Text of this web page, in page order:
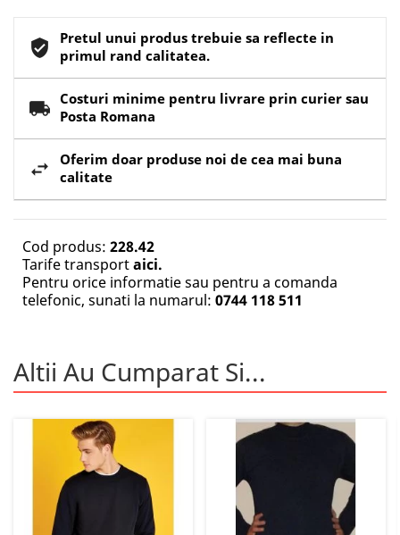
Pretul unui produs trebuie sa reflecte in
primul rand calitatea.
Costuri minime pentru livrare prin curier sau
Posta Romana
Oferim doar produse noi de cea mai buna
calitate
Cod produs: 228.42
Tarife transportaici.
Pentru orice informatie sau pentru a comanda
telefonic, sunati la numarul: 0744 118 511
Altii Au Cumparat Si...